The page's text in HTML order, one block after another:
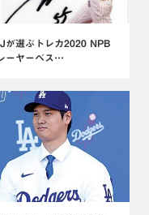
が選ぶトレカ2020 NPB
ーヤーベス…